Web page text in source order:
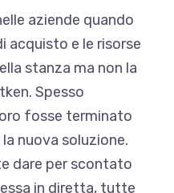
aziende quando
acquisto e le risorse
stanza ma non la
Spesso
fosse terminato
nuova soluzione.
dare per scontato
in diretta, tutte